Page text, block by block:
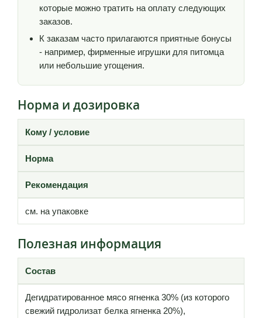
которые можно тратить на оплату следующих
заказов.
К заказам часто прилагаются приятные бонусы
- например, фирменные игрушки для питомца
или небольшие угощения.
Норма и дозировка
Кому / условие
Норма
Рекомендация
см. на упаковке
Полезная информация
Состав
Дегидратированное мясо ягненка 30% (из которого
свежий гидролизат белка ягненка 20%),